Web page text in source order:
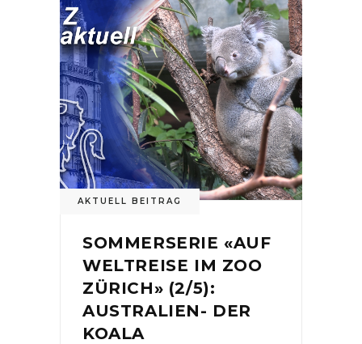
AKTUELL BEITRAG
SOMMERSERIE «AUF
WELTREISE IM ZOO
ZÜRICH» (2/5):
AUSTRALIEN- DER
KOALA